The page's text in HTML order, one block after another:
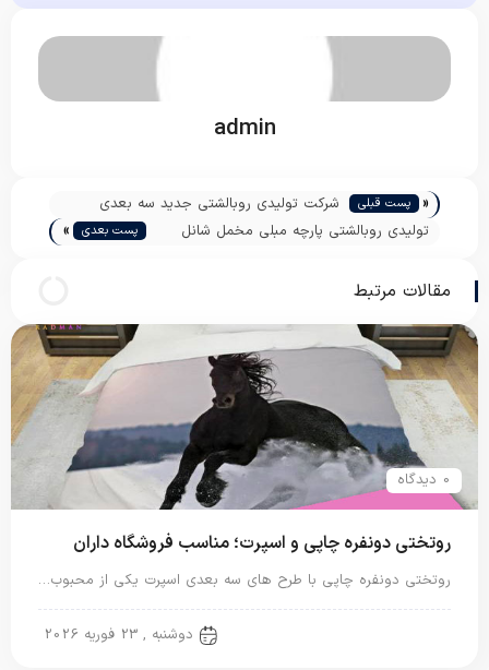
admin
« پست قبلی
شرکت تولیدی روبالشتی جدید سه بعدی
عروسکی
تولیدی روبالشتی پارچه مبلی مخمل شانل
پست بعدی »
مقالات مرتبط
0 دیدگاه
روتختی دونفره چاپی و اسپرت؛ مناسب فروشگاه داران
روتختی دونفره چاپی با طرح های سه بعدی اسپرت یکی از محبوب…
دوشنبه , 23 فوریه 2026